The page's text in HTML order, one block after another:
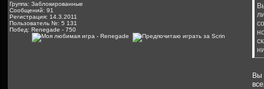
Группа: Заблокированные
Сообщений: 91
Регистрация: 14.3.2011
Пользователь №: 5 131
Побед: Renegade - 750
Вы